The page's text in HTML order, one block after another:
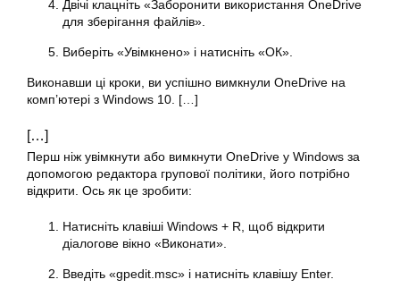
Двічі клацніть «Заборонити використання OneDrive
для зберігання файлів».
Виберіть «Увімкнено» і натисніть «ОК».
Виконавши ці кроки, ви успішно вимкнули OneDrive на
комп’ютері з Windows 10. […]
[…]
Перш ніж увімкнути або вимкнути OneDrive у Windows за
допомогою редактора групової політики, його потрібно
відкрити. Ось як це зробити:
Натисніть клавіші Windows + R, щоб відкрити
діалогове вікно «Виконати».
Введіть «gpedit.msc» і натисніть клавішу Enter.